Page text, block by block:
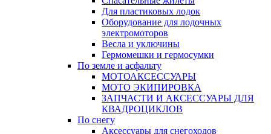
Для пластиковых лодок
Оборудование для лодочных
электромоторов
Весла и уключины
Гермомешки и гермосумки
По земле и асфальту
МОТОАКСЕССУАРЫ
МОТО ЭКИПИРОВКА
ЗАПЧАСТИ И АКСЕССУАРЫ ДЛЯ
КВАДРОЦИКЛОВ
По снегу
Аксессуары для снегоходов